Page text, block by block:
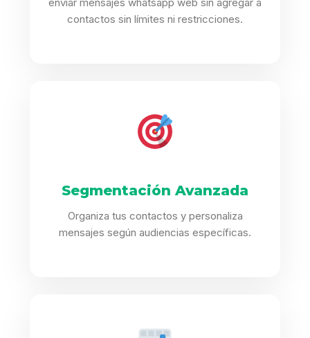
contactos sin límites ni restricciones.
Segmentación Avanzada
Organiza tus contactos y personaliza
mensajes según audiencias específicas.